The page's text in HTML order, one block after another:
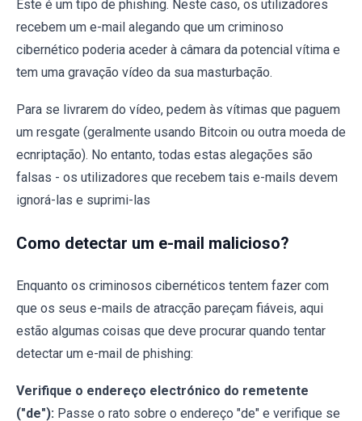
Este é um tipo de phishing. Neste caso, os utilizadores
recebem um e-mail alegando que um criminoso
cibernético poderia aceder à câmara da potencial vítima e
tem uma gravação vídeo da sua masturbação.
Para se livrarem do vídeo, pedem às vítimas que paguem
um resgate (geralmente usando Bitcoin ou outra moeda de
ecnriptação). No entanto, todas estas alegações são
falsas - os utilizadores que recebem tais e-mails devem
ignorá-las e suprimi-las
Como detectar um e-mail malicioso?
Enquanto os criminosos cibernéticos tentem fazer com
que os seus e-mails de atracção pareçam fiáveis, aqui
estão algumas coisas que deve procurar quando tentar
detectar um e-mail de phishing:
Verifique o endereço electrónico do remetente
("de"): Passe o rato sobre o endereço "de" e verifique se